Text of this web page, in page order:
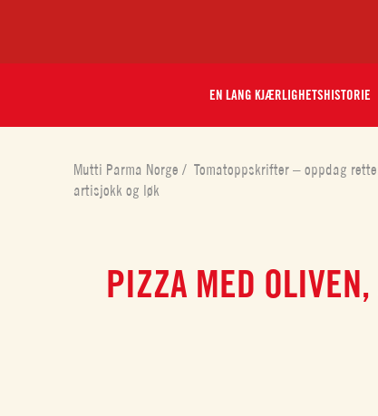
EN LANG KJÆRLIGHETSHISTORIE
Mutti Parma Norge/ Tomatoppskrifter – oppdag
artisjokk og løk
PIZZA MED OLIVEN,